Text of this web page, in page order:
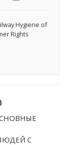
Hygiene of
Rights
С